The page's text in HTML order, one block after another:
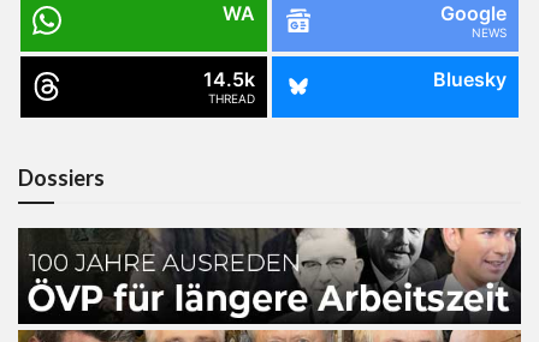
WA Google
NEWS
14.5k
THREAD
Bluesky
Dossiers